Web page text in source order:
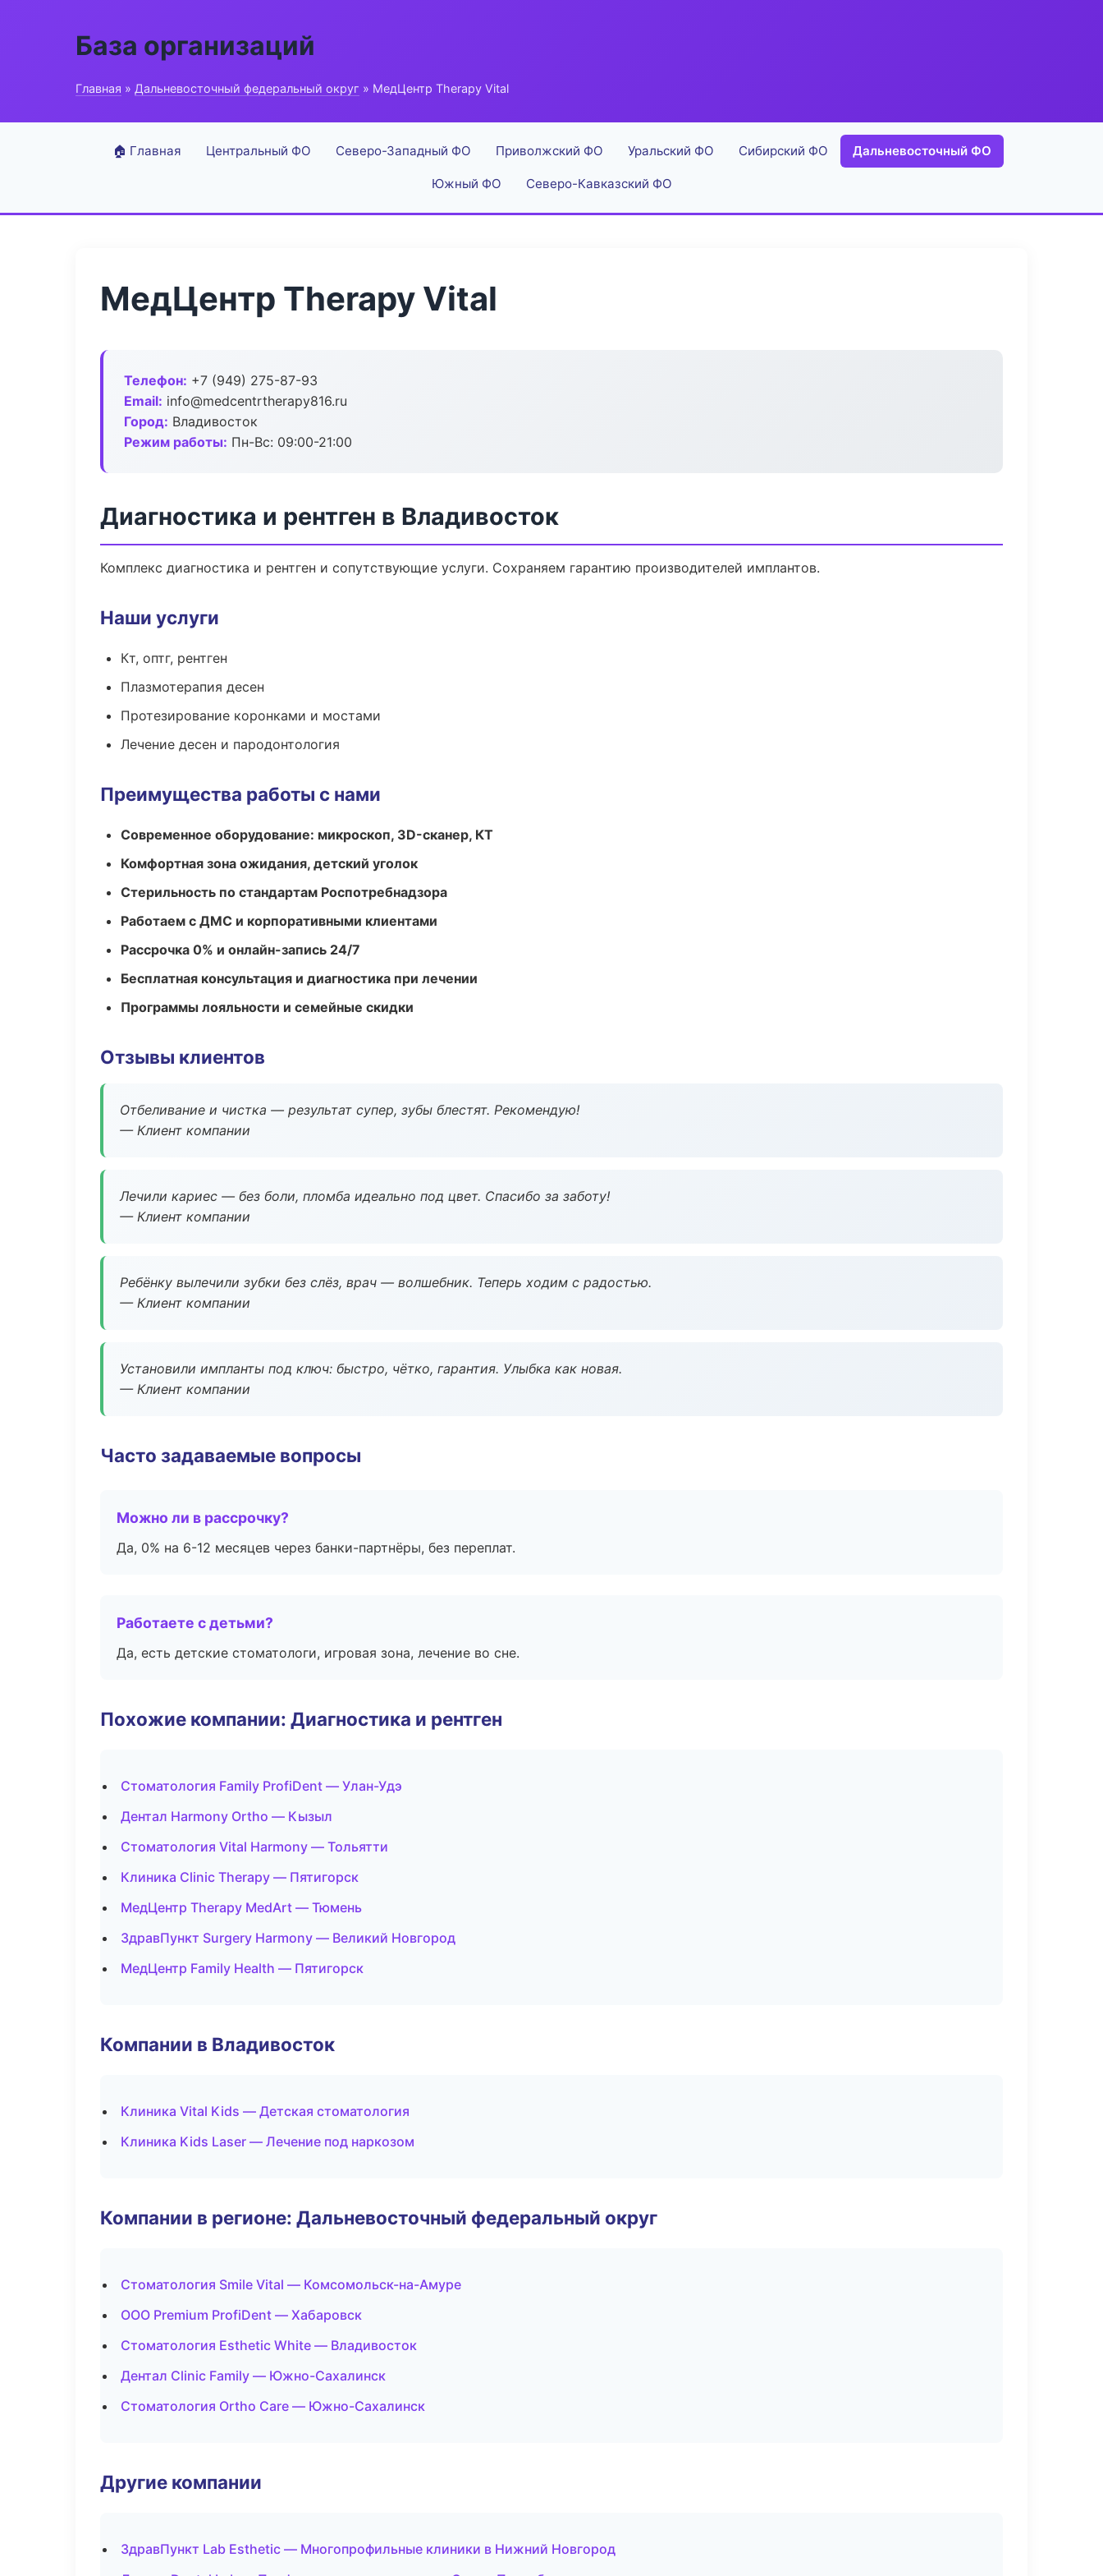
База организаций
Главная » Дальневосточный федеральный округ » МедЦентр Therapy Vital
🏠 Главная Центральный ФО Северо-Западный ФО Приволжский ФО Уральский ФО Сибирский ФО Дальневосточный ФО
Южный ФО Северо-Кавказский ФО
МедЦентр Therapy Vital
Телефон: +7 (949) 275-87-93
Email: info@medcentrtherapy816.ru
Город: Владивосток
Режим работы: Пн-Вс: 09:00-21:00
Диагностика и рентген в Владивосток
Комплекс диагностика и рентген и сопутствующие услуги. Сохраняем гарантию производителей имплантов.
Наши услуги
Кт, оптг, рентген
Плазмотерапия десен
Протезирование коронками и мостами
Лечение десен и пародонтология
Преимущества работы с нами
Современное оборудование: микроскоп, 3D-сканер, КТ
Комфортная зона ожидания, детский уголок
Стерильность по стандартам Роспотребнадзора
Работаем с ДМС и корпоративными клиентами
Рассрочка 0% и онлайн-запись 24/7
Бесплатная консультация и диагностика при лечении
Программы лояльности и семейные скидки
Отзывы клиентов
Отбеливание и чистка — результат супер, зубы блестят. Рекомендую!
— Клиент компании
Лечили кариес — без боли, пломба идеально под цвет. Спасибо за заботу!
— Клиент компании
Ребёнку вылечили зубки без слёз, врач — волшебник. Теперь ходим с радостью.
— Клиент компании
Установили импланты под ключ: быстро, чётко, гарантия. Улыбка как новая.
— Клиент компании
Часто задаваемые вопросы
Можно ли в рассрочку?
Да, 0% на 6-12 месяцев через банки-партнёры, без переплат.
Работаете с детьми?
Да, есть детские стоматологи, игровая зона, лечение во сне.
Похожие компании: Диагностика и рентген
Стоматология Family ProfiDent — Улан-Удэ
Дентал Harmony Ortho — Кызыл
Стоматология Vital Harmony — Тольятти
Клиника Clinic Therapy — Пятигорск
МедЦентр Therapy MedArt — Тюмень
ЗдравПункт Surgery Harmony — Великий Новгород
МедЦентр Family Health — Пятигорск
Компании в Владивосток
Клиника Vital Kids — Детская стоматология
Клиника Kids Laser — Лечение под наркозом
Компании в регионе: Дальневосточный федеральный округ
Стоматология Smile Vital — Комсомольск-на-Амуре
ООО Premium ProfiDent — Хабаровск
Стоматология Esthetic White — Владивосток
Дентал Clinic Family — Южно-Сахалинск
Стоматология Ortho Care — Южно-Сахалинск
Другие компании
ЗдравПункт Lab Esthetic — Многопрофильные клиники в Нижний Новгород